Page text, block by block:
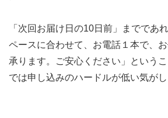
「次回お届け日の10日前」までであ
ペースに合わせて、お電話１本で、
承ります。ご安心ください」という
では申し込みのハードルが低い気がし